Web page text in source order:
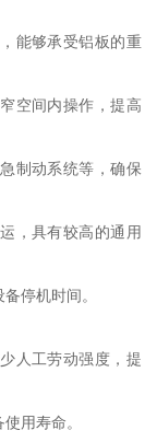
能够承受铝板的重
空间内操作，提高
制动系统等，确保
，具有较高的通用
停机时间。
人工劳动强度，提
用寿命。